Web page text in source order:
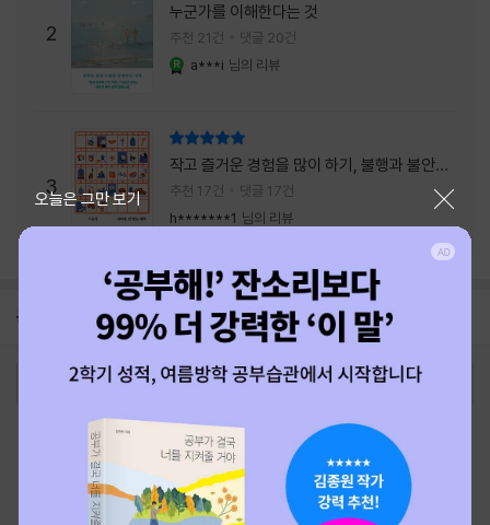
2
누군가를 이해한다는 것
추천 21건 댓글 20건
a***i 님의 리뷰
3
작고 즐거운 경험을 많이 하기, 불행과 불안을
회피하지 말기, 그리고 좋은 사람을 많이 만나
기.
추천 17건
댓글 17건
h*******1 님의 리뷰
공지 26년 NBCI 수상 안내
2026-08-01
오늘은 그만 보기
로그인 최근 본 상품 주문/배송
고객센터 1544-3800 티켓 1544-6399
중고샵 1566-4295
eBook 1:1문의/채팅상담
예스이십사(주) 사업자 정보
이용약관
개인정보처리방침 청소년보호정책